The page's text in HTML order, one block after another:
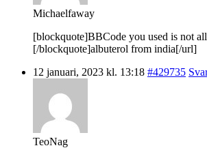
Michaelfaway
[blockquote]BBCode you used is not
[/blockquote]albuterol from india[/url]
12 januari, 2023 kl. 13:18 #429735
TeoNag